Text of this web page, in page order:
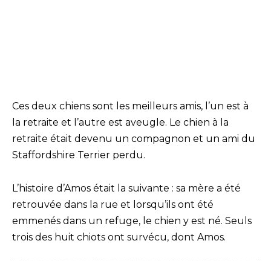
Ces deux chiens sont les meilleurs amis, l’un est à
la retraite et l’autre est aveugle. Le chien à la
retraite était devenu un compagnon et un ami du
Staffordshire Terrier perdu.
L’histoire d’Amos était la suivante : sa mère a été
retrouvée dans la rue et lorsqu’ils ont été
emmenés dans un refuge, le chien y est né. Seuls
trois des huit chiots ont survécu, dont Amos.